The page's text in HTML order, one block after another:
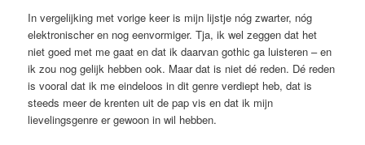
In vergelijking met vorige keer is mijn lijstje nóg zwarter, nóg
elektronischer en nog eenvormiger. Tja, ik wel zeggen dat het
niet goed met me gaat en dat ik daarvan gothic ga luisteren – en
ik zou nog gelijk hebben ook. Maar dat is niet dé reden. Dé reden
is vooral dat ik me eindeloos in dit genre verdiept heb, dat is
steeds meer de krenten uit de pap vis en dat ik mijn
lievelingsgenre er gewoon in wil hebben.